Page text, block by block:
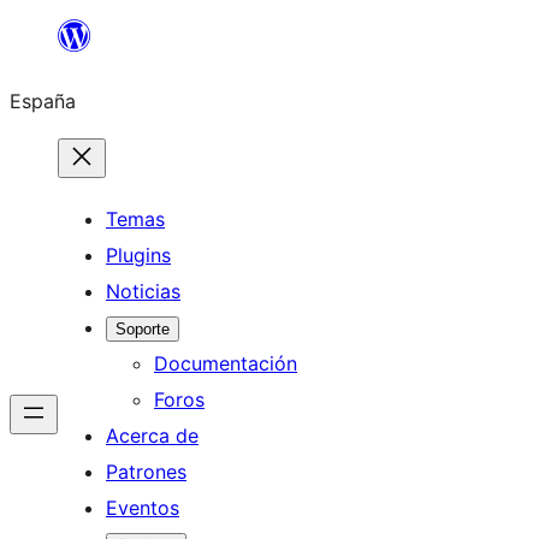
Saltar
contenido
España
Temas
Plugins
Noticias
Soporte
Documentación
Foros
Acerca de
Patrones
Eventos